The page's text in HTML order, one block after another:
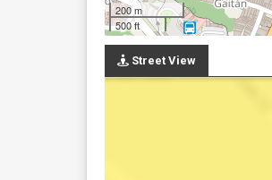
200 m
500 ft
Street View